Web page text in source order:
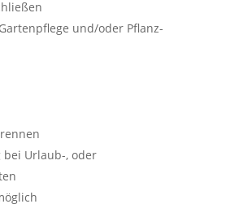
und/oder Pflanz-
Urlaub-, oder